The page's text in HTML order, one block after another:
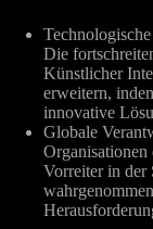
Die
Künstlicher
erweitern,
innovative
Globale
Vorreiter in der